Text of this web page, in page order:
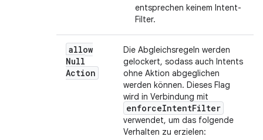
entsprechen keinem Intent-
Filter.
allow
Null
Action
Die Abgleichsregeln werden
gelockert, sodass auch Intents
ohne Aktion abgeglichen
werden können. Dieses Flag
wird in Verbindung mit
enforceIntentFilter
verwendet, um das folgende
Verhalten zu erzielen: